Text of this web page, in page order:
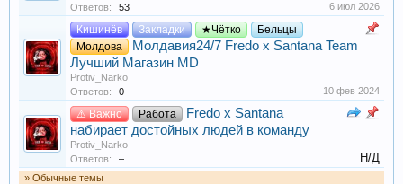
Ответов: 53 6 июл 2026
Кишинёв Закладки ★Чётко
Бельцы
Молдова
Молдавия24/7 Fredo x Santana Team
Лучший Магазин MD
Protiv_Narko
Ответов:
0 10 фев 2024
⚠️ Важно Работа
Fredo x Santana
набирает достойных людей в команду
Protiv_Narko
Ответов:
– Н/Д
» Обычные темы